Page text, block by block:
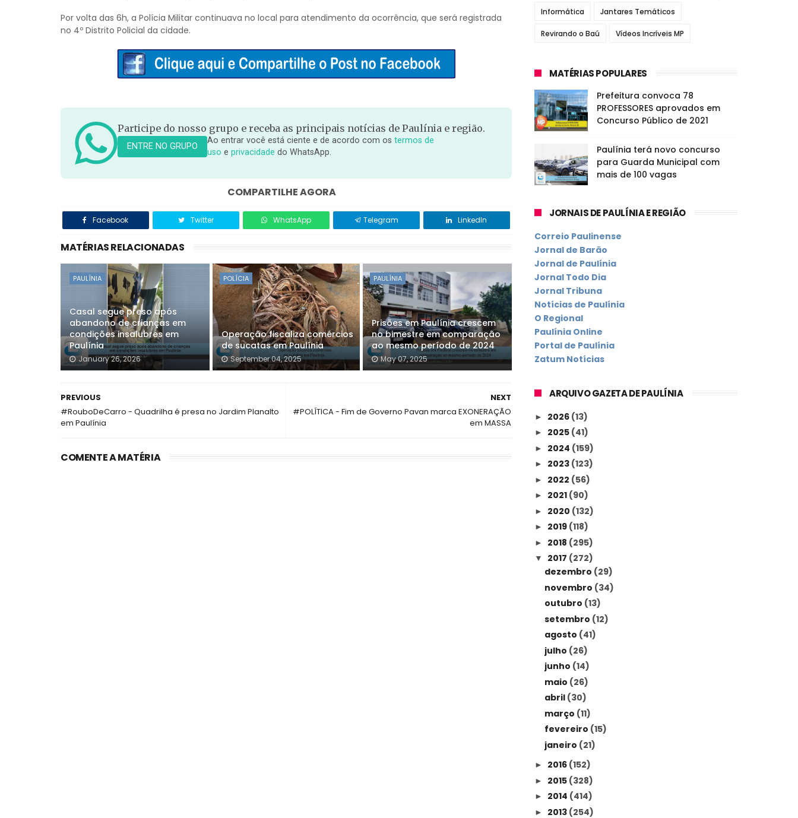
Por volta das 6h, a Polícia Militar continuava no local para atendimento da ocorrência, que será registrada
no 4º Distrito Policial da cidade.
Participe do nosso grupo e receba as principais notícias de Paulínia e região.
ENTRE NO GRUPO
Ao entrar você está ciente e de acordo com os termos de
uso e privacidade do WhatsApp.
COMPARTILHE AGORA
Facebook Twitter WhatsApp Telegram LinkedIn
MATÉRIAS RELACIONADAS
PAULÍNIA
Casal segue preso após
abandono de crianças em
condições insalubres em
Paulínia
January 26, 2026
POLÍCIA
Operação fiscaliza comércios
de sucatas em Paulínia
September 04, 2025
PAULÍNIA
Prisões em Paulínia crescem
no bimestre em comparação
ao mesmo período de 2024
May 07, 2025
NEXT
#POLÍTICA - Fim de Governo Pavan marca EXONERAÇÃO
em MASSA
PREVIOUS
#RouboDeCarro - Quadrilha é presa no Jardim Planalto
em Paulínia
COMENTE A MATÉRIA
Informática Jantares Temáticos
Revirando o Baú Vídeos Incríveis MP
MATÉRIAS POPULARES
Prefeitura convoca 78
PROFESSORES aprovados em
Concurso Público de 2021
Paulínia terá novo concurso
para Guarda Municipal com
mais de 100 vagas
JORNAIS DE PAULÍNIA E REGIÃO
Correio Paulinense
Jornal de Barão
Jornal de Paulínia
Jornal Todo Dia
Jornal Tribuna
Notícias de Paulínia
O Regional
Paulínia Online
Portal de Paulínia
Zatum Notícias
ARQUIVO GAZETA DE PAULÍNIA
► 2026 (13)
► 2025 (41)
► 2024 (159)
► 2023 (123)
► 2022 (56)
► 2021 (90)
► 2020 (132)
► 2019 (118)
► 2018 (295)
▼ 2017 (272)
dezembro (29)
novembro (34)
outubro (13)
setembro (12)
agosto (41)
julho (26)
junho (14)
maio (26)
abril (30)
março (11)
fevereiro (15)
janeiro (21)
► 2016 (152)
► 2015 (328)
► 2014 (414)
► 2013 (254)